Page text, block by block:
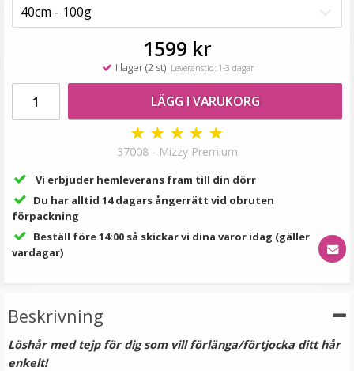
LÄGG I VARUKORG
#8 Mellanbrun - Original äkta löshår remy nagelslingor
1599 kr
I lager (2 st) Leveranstid: 1-3 dagar
LÄGG I VARUKORG
★ ★ ★ ★ ★
37008 - Mizzy Premium
Vi erbjuder hemleverans fram till din dörr
Du har alltid 14 dagars ångerrätt vid obruten
förpackning
Beställ före 14:00 så skickar vi dina varor idag (gäller
vardagar)
Beskrivning
Löshår med tejp för dig som vill förlänga/förtjocka ditt hår
enkelt!